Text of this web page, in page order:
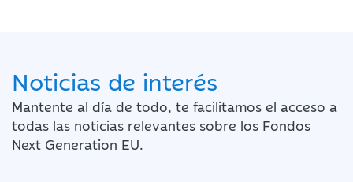
Noticias de interés
Mantente al día de todo, te facilitamos el acceso a
todas las noticias relevantes sobre los Fondos
Next Generation EU.